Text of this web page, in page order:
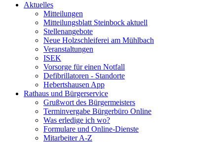
Aktuelles
Mitteilungen
Mitteilungsblatt Steinbock aktuell
Stellenangebote
Neue Holzschleiferei am Mühlbach
Veranstaltungen
ISEK
Vorsorge für einen Notfall
Defibrillatoren - Standorte
Hebertshausen App
Rathaus und Bürgerservice
Grußwort des Bürgermeisters
Terminvergabe Bürgerbüro Online
Was erledige ich wo?
Formulare und Online-Dienste
Mitarbeiter A-Z